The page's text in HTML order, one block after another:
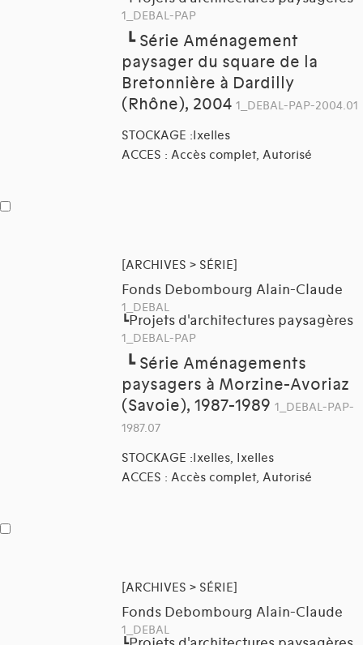
1_DEBAL-PAP
┗ Série Aménagement
paysager du square de la
Bretonnière à Dardilly
(Rhône), 2004 1_DEBAL-PAP-2004.01
STOCKAGE :Ixelles
ACCES : Accès complet, Autorisé
[ARCHIVES > SÉRIE]
Fonds Debombourg Alain-Claude
1_DEBAL
┗Projets d'architectures paysagères
1_DEBAL-PAP
┗ Série Aménagements
paysagers à Morzine-Avoriaz
(Savoie), 1987-1989 1_DEBAL-PAP-
1987.07
STOCKAGE :Ixelles, Ixelles
ACCES : Accès complet, Autorisé
[ARCHIVES > SÉRIE]
Fonds Debombourg Alain-Claude
1_DEBAL